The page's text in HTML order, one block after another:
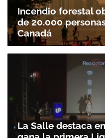
Incendio forestal
de 20.000
Canadá
La Salle destaca